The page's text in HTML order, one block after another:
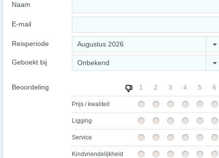
Naam
E-mail
Reisperiode Augustus 2026
Geboekt bij Onbekend
Beoordeling 1 2 3 4 5 6
Prijs / kwaliteit
Ligging
Service
Kindvriendelijkheid